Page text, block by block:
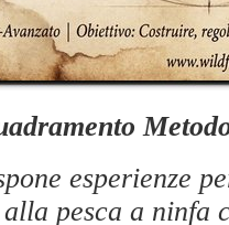
esperienze
pesca a ninfa